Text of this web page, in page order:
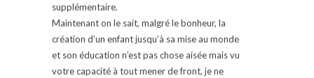
supplémentaire.
Maintenant on le sait, malgré le bonheur, la
création d’un enfant jusqu’à sa mise au monde
et son éducation n’est pas chose aisée mais vu
votre capacité à tout mener de front, je ne